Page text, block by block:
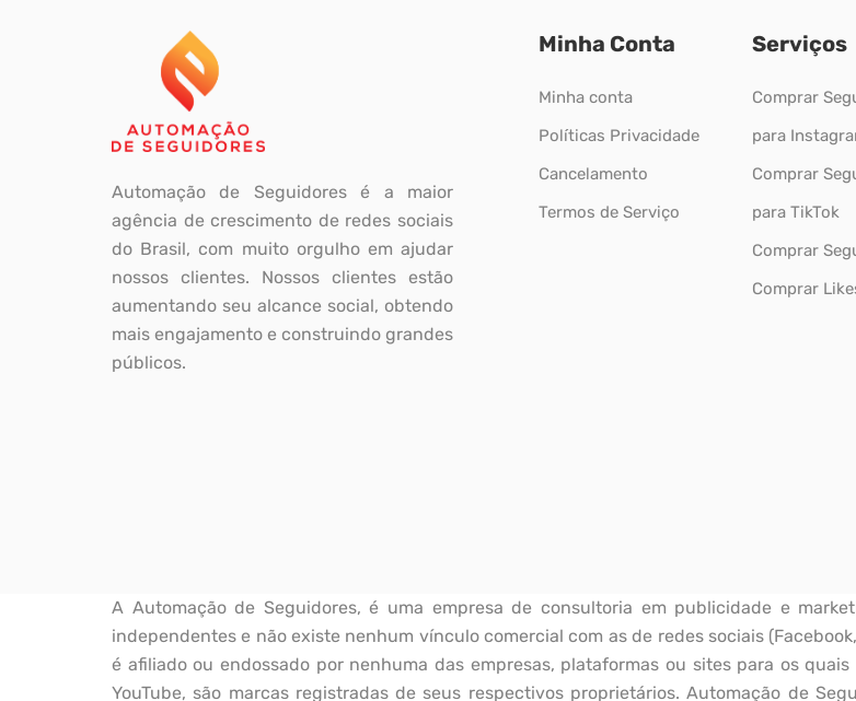
Automação de Seguidores é a maior
agência de crescimento de redes sociais
do Brasil, com muito orgulho em ajudar
nossos clientes. Nossos clientes estão
aumentando seu alcance social, obtendo
mais engajamento e construindo grandes
públicos.
Minha Conta
Minha conta
Políticas Privacidade
Cancelamento
Termos de Serviço
Serviços
Comprar
para
Comprar
para TikTok
Comprar
Comprar
A Automação de Seguidores, é uma empresa de consultoria em publicidade e
independentes e não existe nenhum vínculo comercial com as de redes sociais
é afiliado ou endossado por nenhuma das empresas, plataformas ou sites para os
YouTube, são marcas registradas de seus respectivos proprietários. Automação de